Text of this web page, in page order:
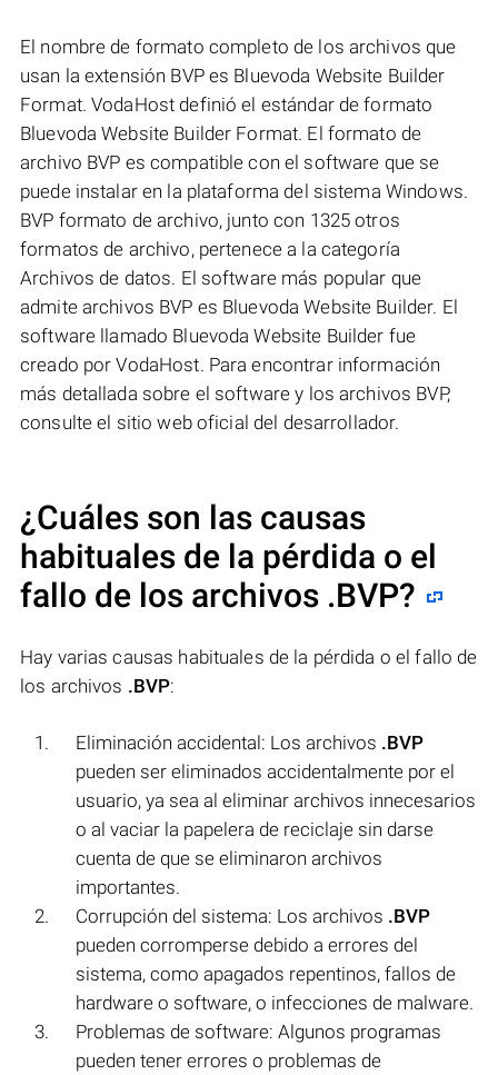
El nombre de formato completo de los archivos que
usan la extensión BVP es Bluevoda Website Builder
Format. VodaHost definió el estándar de formato
Bluevoda Website Builder Format. El formato de
archivo BVP es compatible con el software que se
puede instalar en la plataforma del sistema Windows.
BVP formato de archivo, junto con 1325 otros
formatos de archivo, pertenece a la categoría
Archivos de datos. El software más popular que
admite archivos BVP es Bluevoda Website Builder. El
software llamado Bluevoda Website Builder fue
creado por VodaHost. Para encontrar información
más detallada sobre el software y los archivos BVP,
consulte el sitio web oficial del desarrollador.
¿Cuáles son las causas
habituales de la pérdida o el
fallo de los archivos .BVP?
Hay varias causas habituales de la pérdida o el fallo de
los archivos .BVP:
Eliminación accidental: Los archivos .BVP
pueden ser eliminados accidentalmente por el
usuario, ya sea al eliminar archivos innecesarios
o al vaciar la papelera de reciclaje sin darse
cuenta de que se eliminaron archivos
importantes.
Corrupción del sistema: Los archivos .BVP
pueden corromperse debido a errores del
sistema, como apagados repentinos, fallos de
hardware o software, o infecciones de malware.
Problemas de software: Algunos programas
pueden tener errores o problemas de